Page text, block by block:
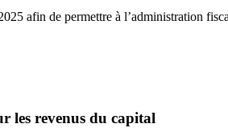
afin de permettre à l’administration
les revenus du capital